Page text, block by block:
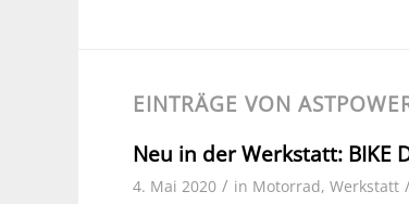
EINTRÄGE VON
Neu in der Werkstatt: BIKE
4. Mai 2020 / in Motorrad, Werkstatt /